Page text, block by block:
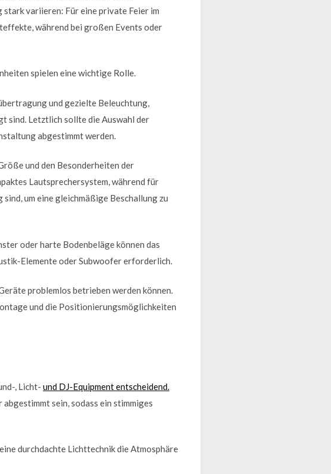
stark variieren: Für eine private Feier im
während bei großen Events oder
spielen eine wichtige Rolle.
und gezielte Beleuchtung,
sind. Letztlich sollte die Auswahl der
abgestimmt werden.
und den Besonderheiten der
Lautsprechersystem, während für
um eine gleichmäßige Beschallung zu
oder harte Bodenbeläge können das
Elemente oder Subwoofer erforderlich.
problemlos betrieben werden können.
und die Positionierungsmöglichkeiten
, Licht- und DJ-Equipment entscheidend.
sein, sodass ein stimmiges
durchdachte Lichttechnik die Atmosphäre